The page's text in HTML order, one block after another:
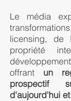
Le média
licensing, de
propriété
offrant un
prospectif
d'aujourd'hui